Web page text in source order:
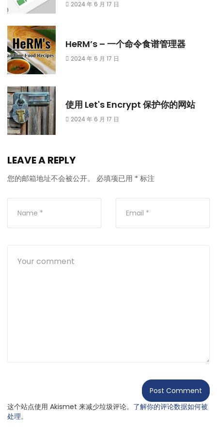
2024 年 6 月 17 日
HeRM’s – 一个命令食谱管理器
2024 年 6 月 17 日
使用 Let's Encrypt 保护你的网站
2024 年 6 月 17 日
LEAVE A REPLY
您的邮箱地址不会被公开。 必填项已用 * 标注
这个站点使用 Akismet 来减少垃圾评论。 了解你的评论数据如何被
处理。